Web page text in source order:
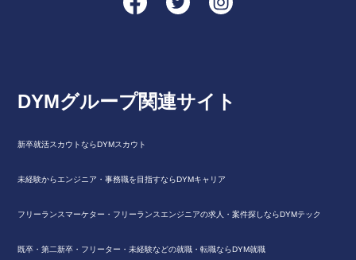
DYMグループ関連サイト
新卒就活スカウトならDYMスカウト
未経験からエンジニア・事務職を目指すならDYMキャリア
フリーランスマーケター・フリーランスエンジニアの求人・案件探しならDYMテック
既卒・第二新卒・フリーター・未経験などの就職・転職ならDYM就職